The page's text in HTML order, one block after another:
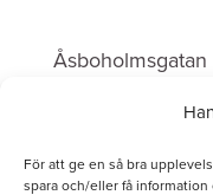
För att ge en så bra
spara och/eller få
Åsboholmsgatan